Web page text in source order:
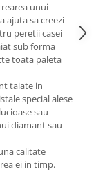
unui
ajuta sa creezi
peretii casei
sub forma
toata paleta
taiate in
special alese
sau
diamant sau
calitate
ei in timp.